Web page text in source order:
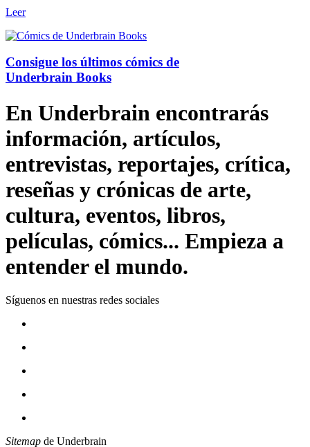
Leer
Consigue los últimos cómics de
Underbrain Books
En Underbrain encontrarás
información, artículos,
entrevistas, reportajes, crítica,
reseñas y crónicas de arte,
cultura, eventos, libros,
películas, cómics... Empieza a
entender el mundo.
Síguenos en nuestras redes sociales
Sitemap de Underbrain